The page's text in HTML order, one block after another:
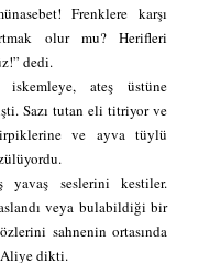
Frenklere karşı
olur mu? Herifleri
dedi.
ateş üstüne
Sazı tutan eli titriyor ve
ve ayva tüylü
yavaş seslerini kestiler.
veya bulabildiği bir
sahnenin ortasında
Aliye dikti.